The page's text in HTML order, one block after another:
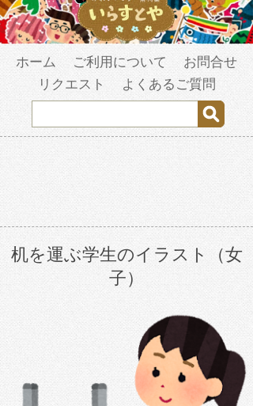
ホーム ご利用について
お問合せ
リクエスト
よくあるご質問
机を運ぶ学生のイラスト（女
子）